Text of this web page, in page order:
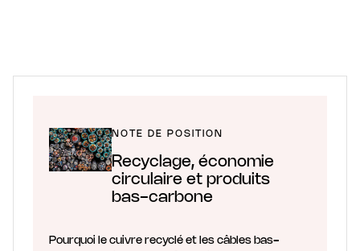
NOTE DE POSITION
Recyclage, économie
circulaire et produits
bas-carbone
Pourquoi le cuivre recyclé et les câbles bas-